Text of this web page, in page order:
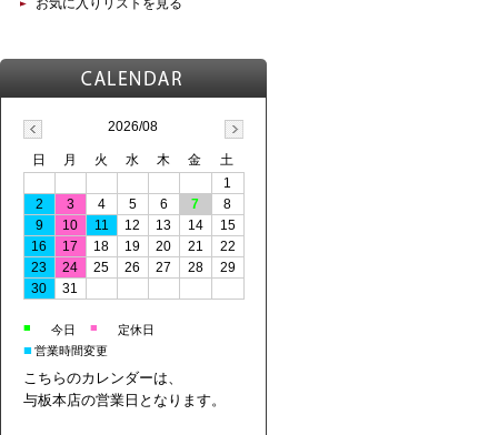
お気に入りリストを見る
2026/08
日 月 火 水 木 金
土
1
2
3 4 5 6 7
8
9
10 11 12 13 14
15
16
17 18 19 20 21
22
23
24 25 26 27 28
29
30
31
■ 今日 ■ 定休日
■ 営業時間変更
こちらのカレンダーは、
与板本店の営業日となります。